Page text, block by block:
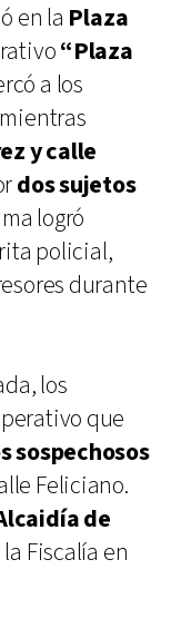
en la Plaza
“Plaza
a los
y calle
dos sujetos
logró
policial,
durante
los
que
sospechosos
Feliciano.
de
Fiscalía en